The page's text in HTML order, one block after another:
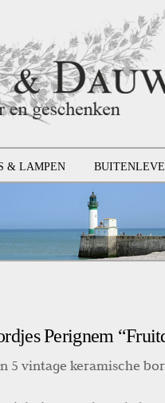
& LAMPEN
Perignem
5 vintage keramische